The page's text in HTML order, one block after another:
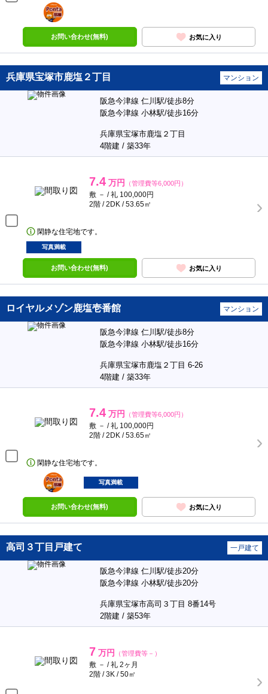
ポンタ
部屋
お問い合わせ(無料) お気に入り
兵庫県宝塚市鹿塩２丁目 マンション
阪急今津線 仁川駅/徒歩8分
阪急今津線 小林駅/徒歩16分
兵庫県宝塚市鹿塩２丁目
4階建 / 築33年
7.4 万円 （管理費等6,000円）
敷 － / 礼 100,000円
2階 / 2DK / 53.65㎡
閑静な住宅地です。
写真満載
お問い合わせ(無料) お気に入り
ロイヤルメゾン鹿塩壱番館 マンション
阪急今津線 仁川駅/徒歩8分
阪急今津線 小林駅/徒歩16分
兵庫県宝塚市鹿塩２丁目 6-26
4階建 / 築33年
7.4 万円 （管理費等6,000円）
敷 － / 礼 100,000円
2階 / 2DK / 53.65㎡
閑静な住宅地です。
ポンタ
部屋
写真満載
お問い合わせ(無料) お気に入り
高司３丁目戸建て 一戸建て
阪急今津線 仁川駅/徒歩20分
阪急今津線 小林駅/徒歩20分
兵庫県宝塚市高司３丁目 8番14号
2階建 / 築53年
7 万円 （管理費等－）
敷 － / 礼 2ヶ月
2階 / 3K / 50㎡